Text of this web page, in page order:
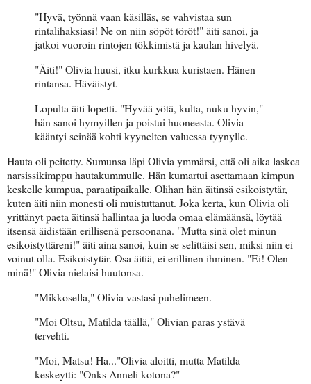
"Hyvä, työnnä vaan käsilläs, se vahvistaa sun
rintalihaksiasi! Ne on niin söpöt töröt!" äiti sanoi, ja
jatkoi vuoroin rintojen tökkimistä ja kaulan hivelyä.
"Äiti!" Olivia huusi, itku kurkkua kuristaen. Hänen
rintansa. Häväistyt.
Lopulta äiti lopetti. "Hyvää yötä, kulta, nuku hyvin,"
hän sanoi hymyillen ja poistui huoneesta. Olivia
kääntyi seinää kohti kyynelten valuessa tyynylle.
Hauta oli peitetty. Sumunsa läpi Olivia ymmärsi, että oli aika laskea
narsissikimppu hautakummulle. Hän kumartui asettamaan kimpun
keskelle kumpua, paraatipaikalle. Olihan hän äitinsä esikoistytär,
kuten äiti niin monesti oli muistuttanut. Joka kerta, kun Olivia oli
yrittänyt paeta äitinsä hallintaa ja luoda omaa elämäänsä, löytää
itsensä äidistään erillisenä persoonana. "Mutta sinä olet minun
esikoistyttäreni!" äiti aina sanoi, kuin se selittäisi sen, miksi niin ei
voinut olla. Esikoistytär. Osa äitiä, ei erillinen ihminen. "Ei! Olen
minä!" Olivia nielaisi huutonsa.
"Mikkosella," Olivia vastasi puhelimeen.
"Moi Oltsu, Matilda täällä," Olivian paras ystävä
tervehti.
"Moi, Matsu! Ha..."Olivia aloitti, mutta Matilda
keskeytti: "Onks Anneli kotona?"